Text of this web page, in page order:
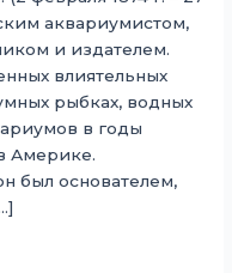
аквариумистом,
и издателем.
влиятельных
рыбках, водных
в годы
Америке.
был основателем,